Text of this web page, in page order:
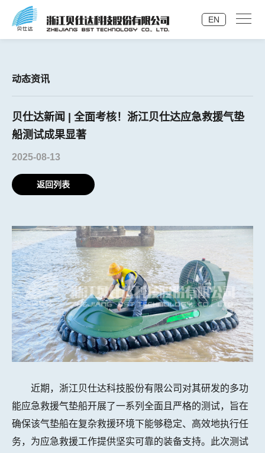
EN
动态资讯
贝仕达新闻 | 全面考核！浙江贝仕达应急救援气垫
船测试成果显著
2025-08-13
返回列表
近期，浙江贝仕达科技股份有限公司对其研发的多功
能应急救援气垫船开展了一系列全面且严格的测试，旨在
确保该气垫船在复杂救援环境下能够稳定、高效地执行任
务，为应急救援工作提供坚实可靠的装备支持。此次测试